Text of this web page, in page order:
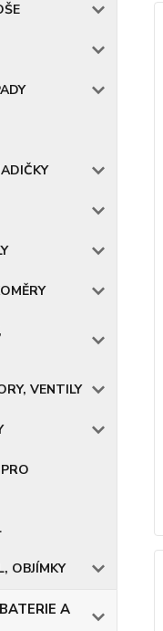
VENTILY
OBJÍMKY
A